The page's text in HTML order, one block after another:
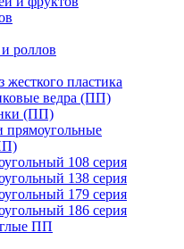
роллов
пластика
ведра (ПП)
(ПП)
прямоугольные
108 серия
138 серия
179 серия
186 серия
ПП